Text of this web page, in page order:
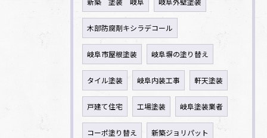
木部防腐剤キシラデコール
岐阜市屋根塗装 岐阜塀の塗り替え
タイル塗装 岐阜内装工事 軒天塗装
戸建て住宅 工場塗装 岐阜塗装業者
コーポ塗り替え 新築ジョリパット